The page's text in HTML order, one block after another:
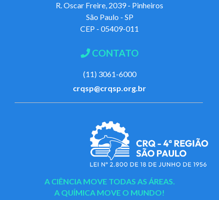
R. Oscar Freire, 2039 - Pinheiros
São Paulo - SP
CEP - 05409-011
CONTATO
(11) 3061-6000
crqsp@crqsp.org.br
A CIÊNCIA MOVE TODAS AS ÁREAS.
A QUÍMICA MOVE O MUNDO!